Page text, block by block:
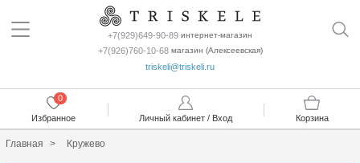
+7(929)649-90-89 интернет-магазин
+7(926)760-10-68магазин (Алексеевская)
triskeli@triskeli.ru
Избранное
0
Личный кабинет / Вход Корзина
Главная Кружево